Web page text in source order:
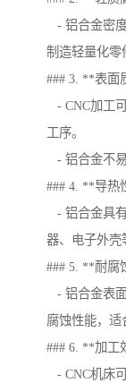
- 铝合金密
制造轻量化零
### 3. **表面
- CNC加工
工序。
- 铝合金不
### 4. **导热
- 铝合金具
器、电子外壳
### 5. **耐腐
- 铝合金表
腐蚀性能，适
### 6. **加工
- CNC机床